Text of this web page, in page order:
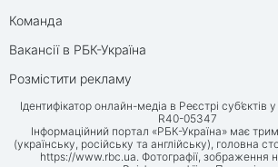
Команда
Вакансії в РБК-Україна
Розмістити рекламу
Ідентифікатор онлайн-медіа в Реєстрі суб’єктів
R40-05347
Інформаційний портал «РБК-Україна» має
(українську, російську та англійську), головна
https://www.rbc.ua . Фотографії, зображення